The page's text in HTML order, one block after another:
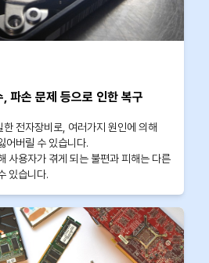
파손 문제 등으로 인한 복구
전자장비로, 여러가지 원인에 의해
어버릴 수 있습니다.
사용자가 겪게 되는 불편과 피해는 다른
있습니다.